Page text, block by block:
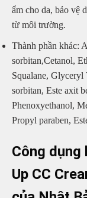
ẩm cho da, bảo vệ
từ môi trường.
Thành phần khác:
sorbitan,Cetanol,
Squalane, Glyceryl
sorbitan, Este axit
Phenoxyethanol,
Propyl paraben,
Công dụng
Up CC